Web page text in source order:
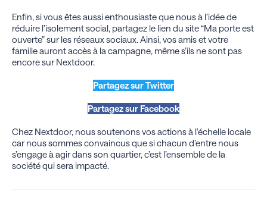
Enfin, si vous êtes aussi enthousiaste que nous à l’idée de
réduire l’isolement social, partagez le lien du site “Ma porte est
ouverte” sur les réseaux sociaux. Ainsi, vos amis et votre
famille auront accès à la campagne, même s’ils ne sont pas
encore sur Nextdoor.
Partagez sur Twitter
Partagez sur Facebook
Chez Nextdoor, nous soutenons vos actions à l’échelle locale
car nous sommes convaincus que si chacun d’entre nous
s’engage à agir dans son quartier, c’est l’ensemble de la
société qui sera impacté.